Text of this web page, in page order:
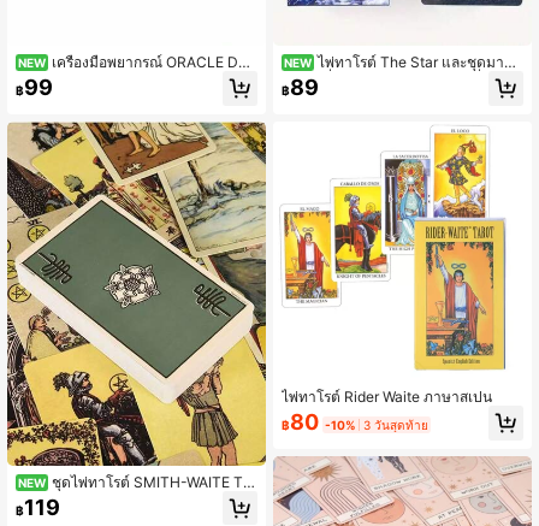
NEW เครื่องมือพยากรณ์ ORACLE DU
DESTIN พร้อมคำแนะนำผลิตภัณฑ์ในเ
วอร์ชันภาษาฝรั่งเศส
฿99
NEW ชุดไพ่ทาโรต์ SMITH-WAITE TA
ROT DECK CENTENNIAL EDITION
ชุดมาตรฐาน 78 ใบ เหมาะสำหรับผู้เริ่ม
฿119
NEW ไพ่ทาโรต์ The Star และชุดมาตร
ฐาน เครื่องมือทำนายดวงชะตาที่มีโทน
สีน้ำเงิน เหมาะสำหรับผู้เริ่มต้นในฐานะ
฿89
ไพ่ทาโรต์ Rider Waite ภาษาสเปน
฿80 -10% 3 วันสุดท้าย